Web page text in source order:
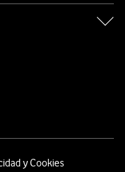
y Cookies